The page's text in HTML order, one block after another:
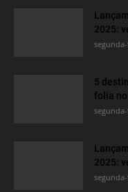
2025:
5
folia
2025: